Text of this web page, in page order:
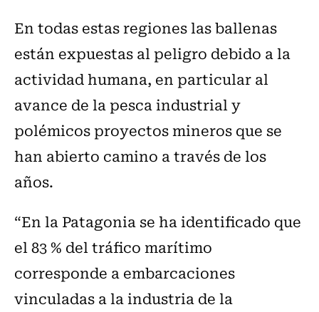
En todas estas regiones las ballenas
están expuestas al peligro debido a la
actividad humana, en particular al
avance de la pesca industrial y
polémicos proyectos mineros que se
han abierto camino a través de los
años.
“En la Patagonia se ha identificado que
el 83 % del tráfico marítimo
corresponde a embarcaciones
vinculadas a la industria de la